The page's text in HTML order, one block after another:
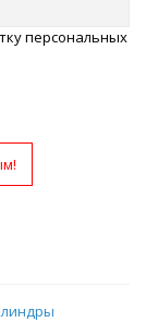
персональных